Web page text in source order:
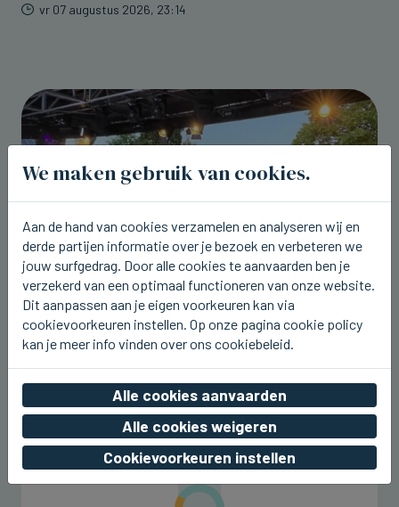
vr 07 augustus 2026, 23:14
ICHTEGEM
U2.be op de planken bij Ceciliafeeste
in Ichtegem
vr 07 augustus 2026, 22:42
We maken gebruik van cookies.
Aan de hand van cookies verzamelen en analyseren wij en
derde partijen informatie over je bezoek en verbeteren we
jouw surfgedrag. Door alle cookies te aanvaarden ben je
verzekerd van een optimaal functioneren van onze website.
Dit aanpassen aan je eigen voorkeuren kan via
cookievoorkeuren instellen. Op onze pagina cookie policy
kan je meer info vinden over ons cookiebeleid.
Alle cookies aanvaarden
Alle cookies weigeren
Cookievoorkeuren instellen